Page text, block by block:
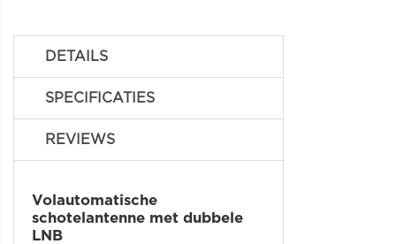
DETAILS
SPECIFICATIES
REVIEWS
Volautomatische
schotelantenne met dubbele
LNB